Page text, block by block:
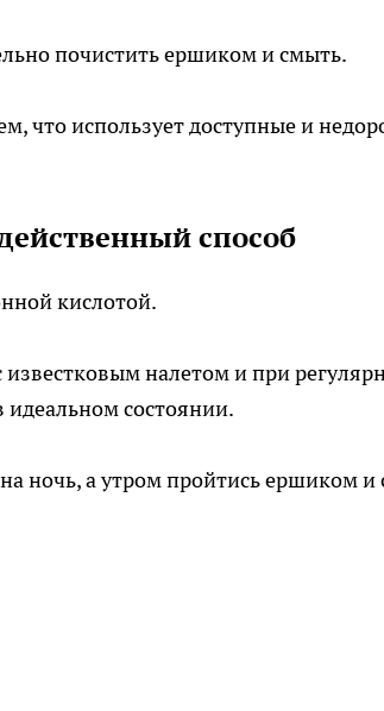
почистить ершиком и смыть.
что использует доступные и
способ
кислотой.
известковым налетом и при
идеальном состоянии.
ночь, а утром пройтись ершиком и